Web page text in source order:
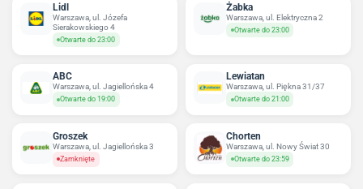
Lidl
Warszawa, ul. Józefa
Sierakowskiego 4
Otwarte do 23:00
Żabka
Warszawa, ul. Elektryczna 2
Otwarte do 23:00
ABC
Warszawa, ul. Jagiellońska 4
Otwarte do 19:00
Lewiatan
Warszawa, ul. Piękna 31/37
Otwarte do 21:00
Groszek
Warszawa, ul. Jagiellońska 3
Zamknięte
Chorten
Warszawa, ul. Nowy Świat 30
Otwarte do 23:59